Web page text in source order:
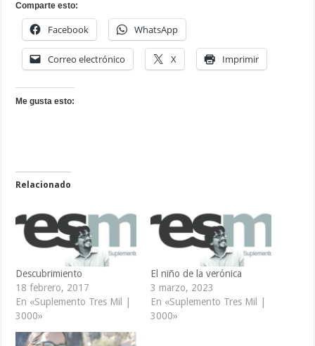
Comparte esto:
Facebook WhatsApp
Correo electrónico X Imprimir
Me gusta esto:
Relacionado
Descubrimiento
18 febrero, 2017
En «Suplemento Tres Mil |
3000»
El niño de la verónica
3 marzo, 2023
En «Suplemento Tres Mil |
3000»